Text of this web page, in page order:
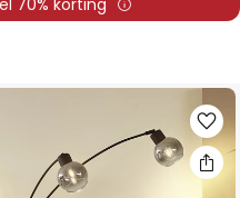
70% korting